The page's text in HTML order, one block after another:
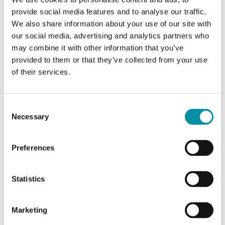
provide social media features and to analyse our traffic.
We also share information about your use of our site with
our social media, advertising and analytics partners who
may combine it with other information that you’ve
provided to them or that they’ve collected from your use
of their services.
Selection
Necessary
Preferences
Statistics
Marketing
worden uitgevoerd via de Application Tool
of via Corrigo's eigen webinterface.
Monitor en optimaliseer al je installaties
met CLOUDigo of werk via de Corrigo-